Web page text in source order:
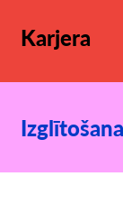
Karjera